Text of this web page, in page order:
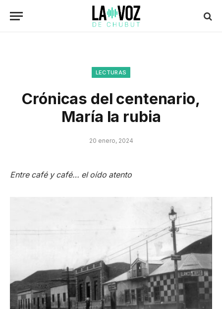
LECTURAS
Crónicas del centenario,
María la rubia
20 enero, 2024
Entre café y café… el oído atento